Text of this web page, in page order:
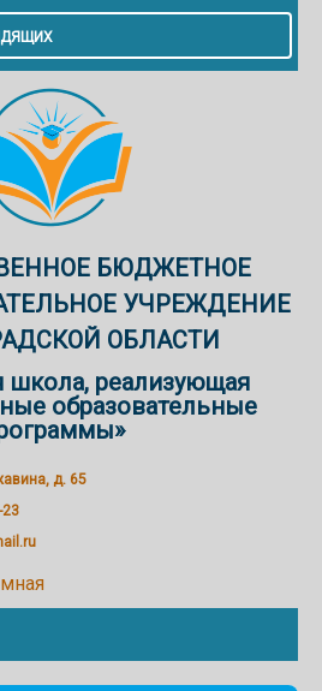
БЮДЖЕТНОЕ
УЧРЕЖДЕНИЕ
ОБЛАСТИ
школа, реализующая
образовательные
д. 65
23